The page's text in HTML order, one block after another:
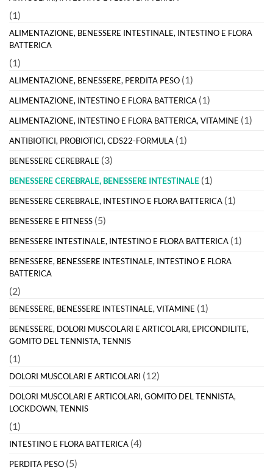
(1)
ALIMENTAZIONE, BENESSERE INTESTINALE, INTESTINO E FLORA
BATTERICA
(1)
ALIMENTAZIONE, BENESSERE, PERDITA PESO (1)
ALIMENTAZIONE, INTESTINO E FLORA BATTERICA (1)
ALIMENTAZIONE, INTESTINO E FLORA BATTERICA, VITAMINE (1)
ANTIBIOTICI, PROBIOTICI, CDS22-FORMULA (1)
BENESSERE CEREBRALE (3)
BENESSERE CEREBRALE, BENESSERE INTESTINALE (1)
BENESSERE CEREBRALE, INTESTINO E FLORA BATTERICA (1)
BENESSERE E FITNESS (5)
BENESSERE INTESTINALE, INTESTINO E FLORA BATTERICA (1)
BENESSERE, BENESSERE INTESTINALE, INTESTINO E FLORA
BATTERICA
(2)
BENESSERE, BENESSERE INTESTINALE, VITAMINE (1)
BENESSERE, DOLORI MUSCOLARI E ARTICOLARI, EPICONDILITE,
GOMITO DEL TENNISTA, TENNIS
(1)
DOLORI MUSCOLARI E ARTICOLARI (12)
DOLORI MUSCOLARI E ARTICOLARI, GOMITO DEL TENNISTA,
LOCKDOWN, TENNIS
(1)
INTESTINO E FLORA BATTERICA (4)
PERDITA PESO (5)